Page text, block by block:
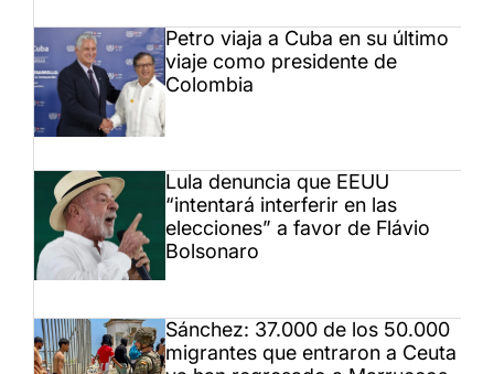
Petro viaja a Cuba en su último
viaje como presidente de
Colombia
Lula denuncia que EEUU
“intentará interferir en las
elecciones” a favor de Flávio
Bolsonaro
Sánchez: 37.000 de los 50.000
migrantes que entraron a Ceuta